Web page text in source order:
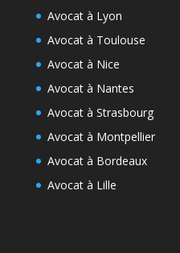
Avocat à Lyon
Avocat à Toulouse
Avocat à Nice
Avocat à Nantes
Avocat à Strasbourg
Avocat à Montpellier
Avocat à Bordeaux
Avocat à Lille